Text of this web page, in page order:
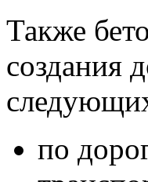
Также
создания
по